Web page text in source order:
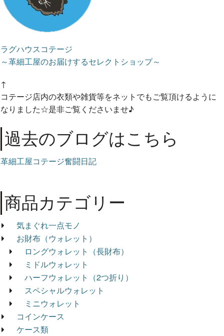
ラグハウスコテージ
～革細工屋のお届けするセレクトショップ～
↑
コテージ店内の衣類や雑貨等をネットでもご覧頂けるように
なりました☆是非ご覧くださいませ♪
過去のブログはこちら
革細工屋コテージ奮闘日記
商品カテゴリー
気まぐれ一点モノ
お財布（ウォレット）
ロングウォレット（長財布）
ミドルウォレット
ハーフウォレット（2つ折り）
スペシャルウォレット
ミニウォレット
コインケース
ケース類